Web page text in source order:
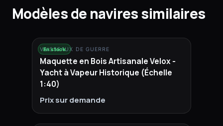
Modèles de navires similaires
En stock
VAISSEAUX DE GUERRE
Maquette en Bois Artisanale Velox -
Yacht à Vapeur Historique (Échelle
1:40)
Prix sur demande